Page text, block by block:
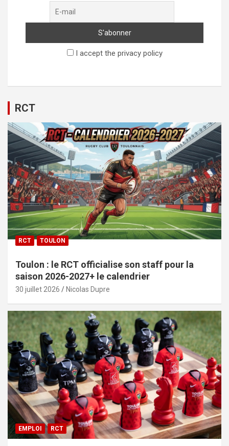
I accept the privacy policy
RCT
RCT TOULON
Toulon : le RCT officialise son staff pour la
saison 2026-2027+ le calendrier
30 juillet 2026 Nicolas Dupre
EMPLOI RCT